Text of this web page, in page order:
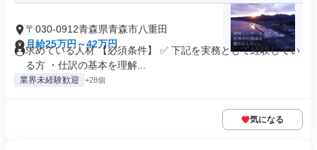
〒030-0912青森県青森市八重田
月給25万円～42万円
求めている人材 【必須条件】 ✅ 下記を実務として経験してい
る方 ・仕訳の基本を理解...
業界未経験歓迎 +28個
気になる